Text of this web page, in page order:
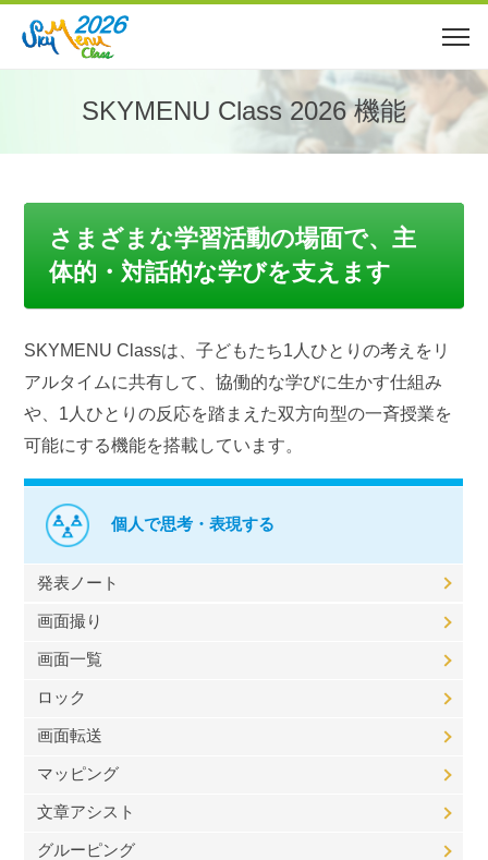
SKYMENU Class 2026 機能
さまざまな学習活動の場面で、主
体的・対話的な学びを支えます
SKYMENU Classは、子どもたち1人ひとりの考えをリ
アルタイムに共有して、協働的な学びに生かす仕組み
や、1人ひとりの反応を踏まえた双方向型の一斉授業を
可能にする機能を搭載しています。
個人で思考・表現する
発表ノート
画面撮り
画面一覧
ロック
画面転送
マッピング
文章アシスト
グルーピング